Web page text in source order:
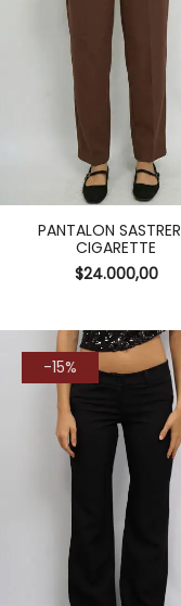
PANTALON
CIGARETTE
$24.000,00
-15%